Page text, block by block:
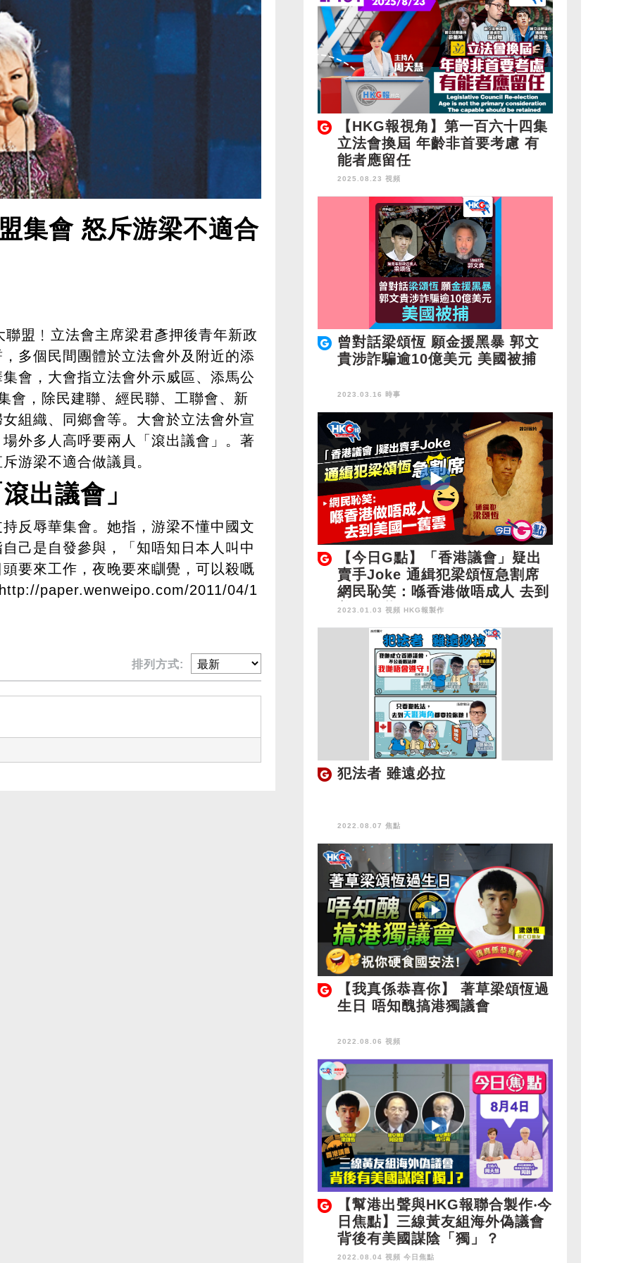
集會 怒斥游梁不適合
盟﹗立法會主席梁君彥押後青年新政
多個民間團體於立法會外及附近的添
會，大會指立法會外示威區、添馬公
會，除民建聯、經民聯、工聯會、新
組織、同鄉會等。大會於立法會外宣
外多人高呼要兩人「滾出議會」。著
游梁不適合做議員。
出議會」
反辱華集會。她指，游梁不懂中國文
己是自發參與，「知唔知日本人叫中
要來工作，夜晚要來瞓覺，可以殺嘅
paper.wenweipo.com/2011/04/1
排列方式:
【HKG報視角】第一百六十四集
立法會換屆 年齡非首要考慮 有
能者應留任
2025.08.23 視頻
曾對話梁頌恆 願金援黑暴 郭文
貴涉詐騙逾10億美元 美國被捕
2023.03.16 時事
【今日G點】「香港議會」疑出
賣手Joke 通緝犯梁頌恆急割席
網民恥笑：喺香港做唔成人 去到
美國一舊雲
2023.01.03 視頻 HKG報製作
犯法者 雖遠必拉
2022.08.07 焦點
【我真係恭喜你】 著草梁頌恆過
生日 唔知醜搞港獨議會
2022.08.06 視頻
【幫港出聲與HKG報聯合製作‧今
日焦點】三線黃友組海外偽議會
背後有美國謀陰「獨」？
2022.08.04 視頻 今日焦點